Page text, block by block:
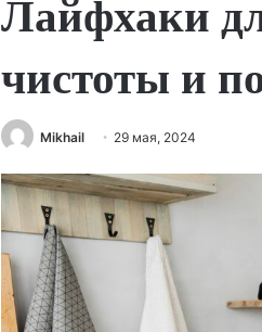
Лайфхаки
чистоты и
Mikhail 29 мая, 2024